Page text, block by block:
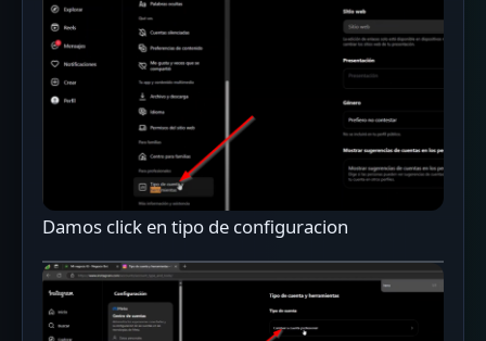
Damos click en tipo de configuracion